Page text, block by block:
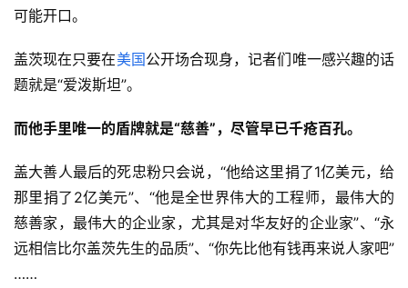
可能开口。
盖茨现在只要在美国公开场合现身，记者们唯一感兴趣的话
题就是“爱泼斯坦”。
而他手里唯一的盾牌就是“慈善”，尽管早已千疮百孔。
盖大善人最后的死忠粉只会说，“他给这里捐了1亿美元，给
那里捐了2亿美元”、“他是全世界伟大的工程师，最伟大的
慈善家，最伟大的企业家，尤其是对华友好的企业家”、“永
远相信比尔盖茨先生的品质”、“你先比他有钱再来说人家吧”
……